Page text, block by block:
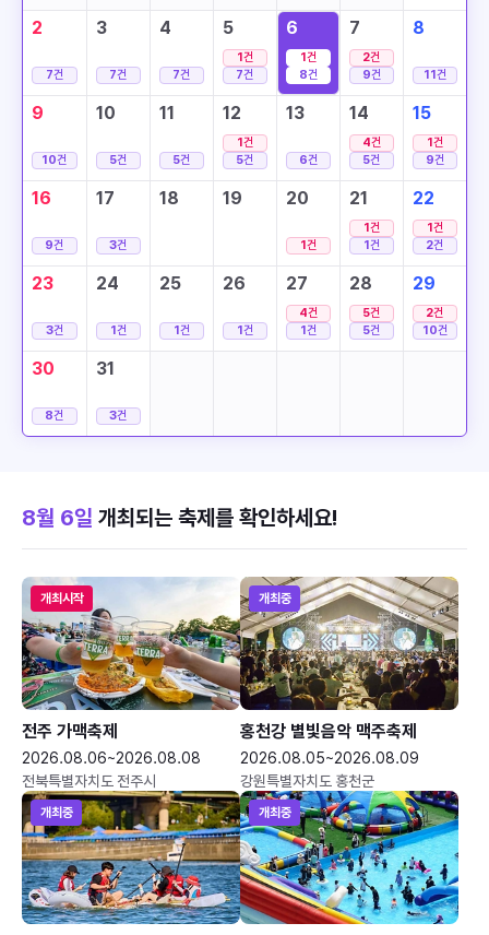
2
7건
3
7건
4
7건
5
1건
7건
6
1건
8건
7
2건
9건
8
11건
9
10건
10
5건
11
5건
12
1건
5건
13
6건
14
4건
5건
15
1건
9건
16
9건
17
3건
18 19 20
1건
21
1건
1건
22
1건
2건
23
3건
24
1건
25
1건
26
1건
27
4건
1건
28
5건
5건
29
2건
10건
30
8건
31
3건
8월 6일 개최되는 축제를 확인하세요!
개최시작
전주 가맥축제
2026.08.06~2026.08.08
전북특별자치도 전주시
개최중
홍천강 별빛음악 맥주축제
2026.08.05~2026.08.09
강원특별자치도 홍천군
개최중 개최중